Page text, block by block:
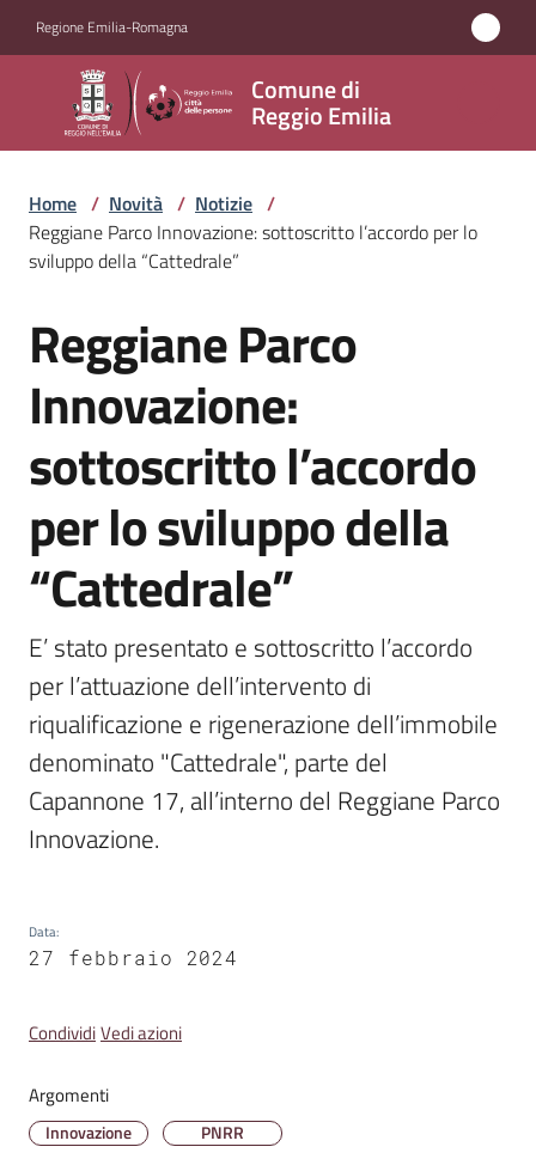
Regione Emilia-Romagna
Comune di
Reggio Emilia
Comune
di
Reggio
Emilia
Servizi
Novità
Menu selezionato
Vivere
Reggio
Emilia
Tutti
gli
argomenti
T
u
s
m
v
e
n
Home / Novità / Notizie /
Reggiane Parco Innovazione: sottoscritto l’accordo per lo
sviluppo della “Cattedrale”
Salta al contenuto
Reggiane Parco
Innovazione:
sottoscritto l’accordo
per lo sviluppo della
“Cattedrale”
E’ stato presentato e sottoscritto l’accordo
per l’attuazione dell’intervento di
riqualificazione e rigenerazione dell’immobile
denominato "Cattedrale", parte del
Capannone 17, all’interno del Reggiane Parco
Innovazione.
Data:
27 febbraio 2024
CondividiVedi azioni
Argomenti
Innovazione PNRR